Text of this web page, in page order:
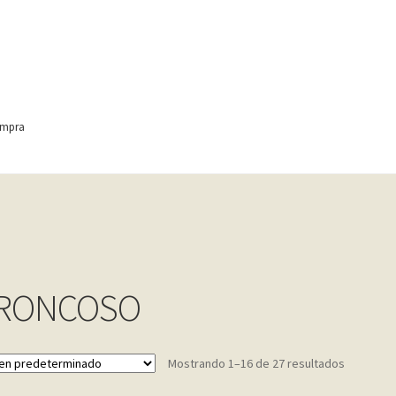
Finalizar compraFrequently Questions
Mostrando 1–16 de 27 resultados